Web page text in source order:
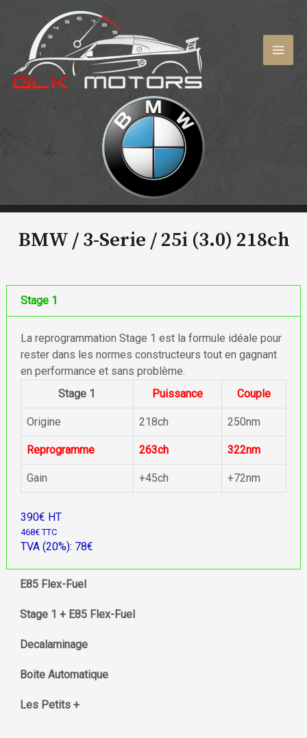
contenu
BMW / 3-Serie /25i (3.0) 218ch
Stage 1
La reprogrammation Stage 1 est la formule idéale pour
rester dans les normes constructeurs tout en gagnant
en performance et sans problème.
Stage 1
Puissance Couple
Origine 218ch 250nm
Reprogramme 263ch 322nm
Gain +45ch +72nm
390€ HT
468€ TTC
TVA (20%): 78€
E85 Flex-Fuel
Stage 1 + E85 Flex-Fuel
Decalaminage
Boite Automatique
Les Petits +